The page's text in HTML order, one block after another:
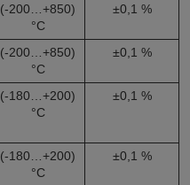
(-200…+850)
°С
±0,1 %
(-200…+850)
°С
±0,1 %
(-180…+200)
°С
±0,1 %
(-180…+200)
°С
±0,1 %